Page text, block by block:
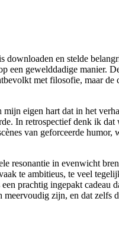
en stelde
gewelddadige manier.
met filosofie, maar
eigen hart dat in het
In retrospectief denk ik
van geforceerde
resonantie in evenwicht
te ambitieus, te veel
prachtig ingepakt cadeau
zijn, en dat zelfs